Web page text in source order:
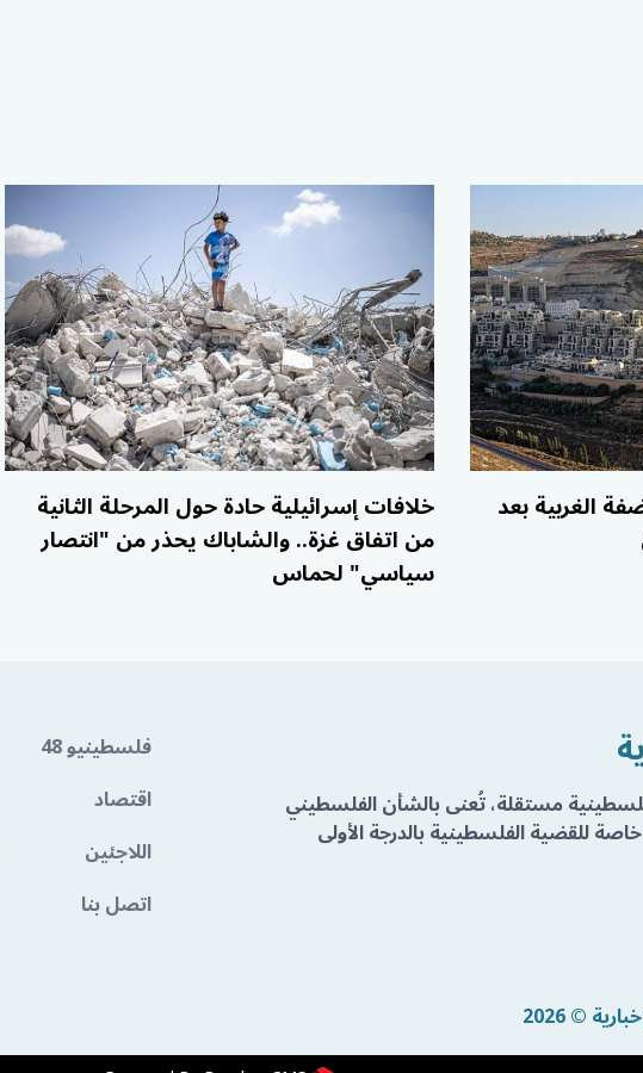
الغربية بعد خلافات إسرائيلية حادة حول المرحلة الثانية
من اتفاق غزة.. والشاباك يحذر من "انتصار
سياسي" لحماس
مستقلة، تُعنى بالشأن الفلسطيني
للقضية الفلسطينية بالدرجة الأولى
فلسطينيو 48
اقتصاد
اللاجئين
اتصل بنا
© 2026